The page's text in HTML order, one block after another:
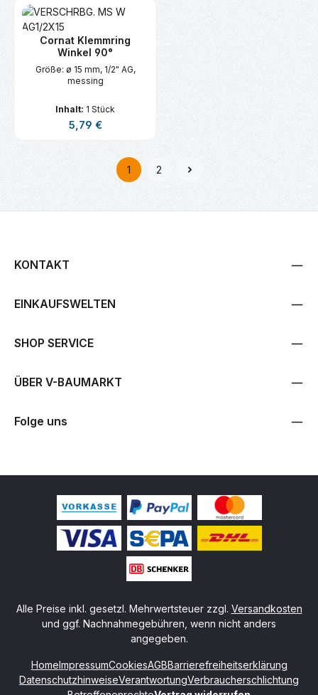
Cornat Klemmring
Winkel 90°
Größe: ø 15 mm, 1/2" AG,
messing
Inhalt: 1 Stück
Regulärer Preis:
5,79 €
Seite
1
Seite
2
KONTAKT
EINKAUFSWELTEN
SHOP SERVICE
ÜBER V-BAUMARKT
Folge uns
Alle Preise inkl. gesetzl. Mehrwertsteuer zzgl. Versandkosten
und ggf. Nachnahmegebühren, wenn nicht anders
angegeben.
HomeImpressumCookiesAGBBarrierefreiheitserklärung
DatenschutzhinweiseVerantwortungVerbraucherschlichtung